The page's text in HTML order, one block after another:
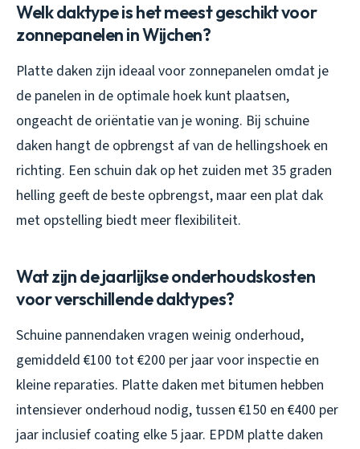
Welk daktype is het meest geschikt voor
zonnepanelen in Wijchen?
Platte daken zijn ideaal voor zonnepanelen omdat je
de panelen in de optimale hoek kunt plaatsen,
ongeacht de oriëntatie van je woning. Bij schuine
daken hangt de opbrengst af van de hellingshoek en
richting. Een schuin dak op het zuiden met 35 graden
helling geeft de beste opbrengst, maar een plat dak
met opstelling biedt meer flexibiliteit.
Wat zijn de jaarlijkse onderhoudskosten
voor verschillende daktypes?
Schuine pannendaken vragen weinig onderhoud,
gemiddeld €100 tot €200 per jaar voor inspectie en
kleine reparaties. Platte daken met bitumen hebben
intensiever onderhoud nodig, tussen €150 en €400 per
jaar inclusief coating elke 5 jaar. EPDM platte daken